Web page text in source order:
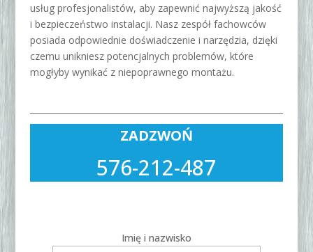
ZADZWOŃ
576-212-487
Imię i nazwisko
usług profesjonalistów, aby zapewnić najwyższą jakość
i bezpieczeństwo instalacji. Nasz zespół fachowców
posiada odpowiednie doświadczenie i narzędzia, dzięki
czemu unikniesz potencjalnych problemów, które
mogłyby wynikać z niepoprawnego montażu.